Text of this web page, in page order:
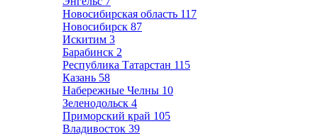
Новосибирская область 117
Новосибирск 87
Искитим 3
Барабинск 2
Республика Татарстан 115
Казань 58
Набережные Челны 10
Зеленодольск 4
Приморский край 105
Владивосток 39